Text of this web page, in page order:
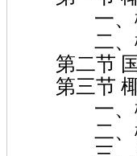
一、椰子
二、椰子
第二节 国
第三节 椰
一、椰子
二、椰子